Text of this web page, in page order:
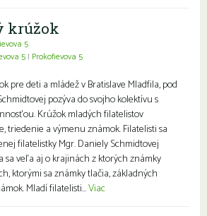
krúžok
5
5 | Prokofievova 5
pre deti a mládež v Bratislave Mladfila, pod
pozýva do svojho kolektívu s
Krúžok mladých filatelistov
triedenie a výmenu známok. Filatelisti sa
filatelistky Mgr. Daniely Schmidtovej
sa veľa aj o krajinách z ktorých známky
ktorými sa známky tlačia, základných
Mladí filatelisti...Viac